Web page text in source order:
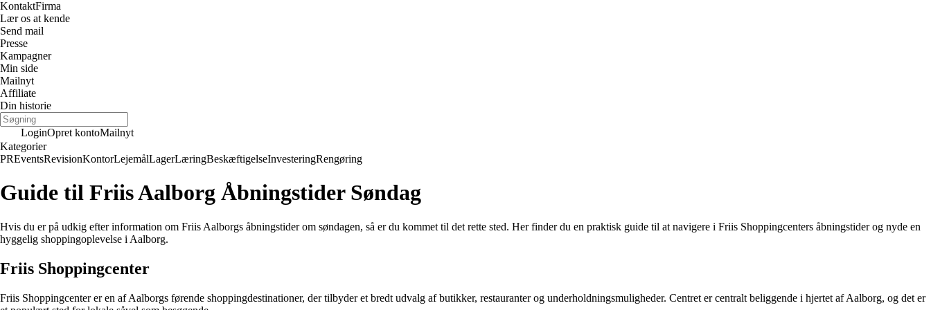
KontaktFirma
Lær os at kende
Send mail
Presse
Kampagner
Min side
Mailnyt
Affiliate
Din historie
LoginOpret kontoMailnyt
Kategorier
PREventsRevisionKontorLejemålLagerLæringBeskæftigelseInvesteringRengøring
Guide til Friis Aalborg Åbningstider Søndag
Hvis du er på udkig efter information om Friis Aalborgs åbningstider om søndagen, så er du kommet til det rette sted. Her finder du en praktisk guide til at navigere i Friis Shoppingcenters åbningstider og nyde en
hyggelig shoppingoplevelse i Aalborg.
Friis Shoppingcenter
Friis Shoppingcenter er en af Aalborgs førende shoppingdestinationer, der tilbyder et bredt udvalg af butikker, restauranter og underholdningsmuligheder. Centret er centralt beliggende i hjertet af Aalborg, og det er